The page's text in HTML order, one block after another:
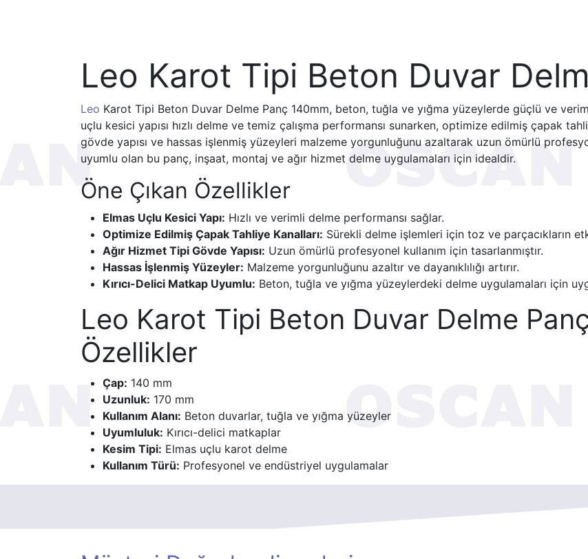
Leo Karot Tipi Beton Duvar
Leo Karot Tipi Beton Duvar Delme Panç 140mm, beton, tuğla ve yığma yüzeylerde güçlü ve
uçlu kesici yapısı hızlı delme ve temiz çalışma performansı sunarken, optimize edilmiş çapak
gövde yapısı ve hassas işlenmiş yüzeyleri malzeme yorgunluğunu azaltarak uzun ömürlü
uyumlu olan bu panç, inşaat, montaj ve ağır hizmet delme uygulamaları için idealdir.
Öne Çıkan Özellikler
Elmas Uçlu Kesici Yapı: Hızlı ve verimli delme performansı sağlar.
Optimize Edilmiş Çapak Tahliye Kanalları: Sürekli delme işlemleri için toz ve parçacıkların
Ağır Hizmet Tipi Gövde Yapısı: Uzun ömürlü profesyonel kullanım için tasarlanmıştır.
Hassas İşlenmiş Yüzeyler: Malzeme yorgunluğunu azaltır ve dayanıklılığı artırır.
Kırıcı-Delici Matkap Uyumlu: Beton, tuğla ve yığma yüzeylerdeki delme uygulamaları için
Leo Karot Tipi Beton Duvar Delme
Özellikler
Çap: 140 mm
Uzunluk: 170 mm
Kullanım Alanı: Beton duvarlar, tuğla ve yığma yüzeyler
Uyumluluk: Kırıcı-delici matkaplar
Kesim Tipi: Elmas uçlu karot delme
Kullanım Türü: Profesyonel ve endüstriyel uygulamalar